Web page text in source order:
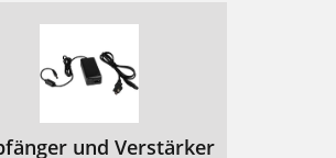
und Verstärker